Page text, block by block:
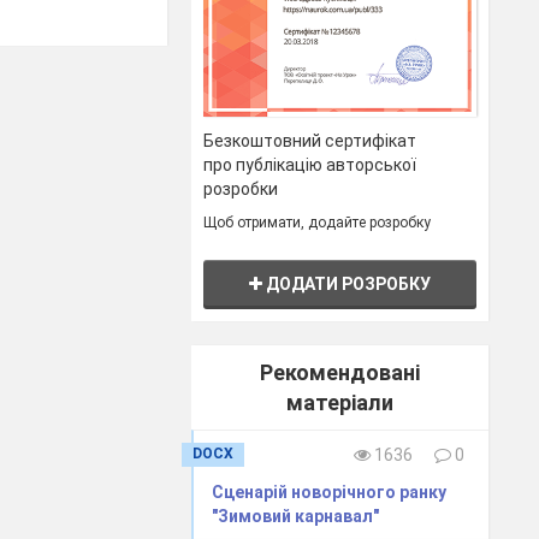
Безкоштовний сертифікат
про публікацію авторської
розробки
Щоб отримати, додайте розробку
ДОДАТИ РОЗРОБКУ
Рекомендовані
матеріали
DOCX 1636
0
Сценарій новорічного ранку
"Зимовий карнавал"